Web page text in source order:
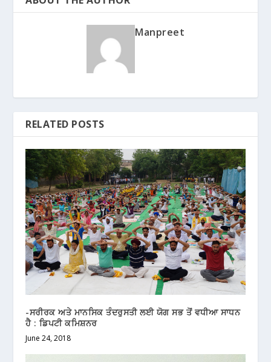
Manpreet
RELATED POSTS
-ਸਰੀਰਕ ਅਤੇ ਮਾਨਸਿਕ ਤੰਦਰੁਸਤੀ ਲਈ ਯੋਗ ਸਭ ਤੋਂ ਵਧੀਆ ਸਾਧਨ
ਹੈ : ਡਿਪਟੀ ਕਮਿਸ਼ਨਰ
June 24, 2018